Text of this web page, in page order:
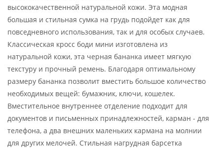
высококачественной натуральной кожи. Эта модная
большая и стильная сумка на грудь подойдет как для
повседневного использования, так и для особых случаев.
Классическая кросс боди мини изготовлена из
натуральной кожи, эта черная бананка имеет мягкую
текстуру и прочный ремень. Благодаря оптимальному
размеру бананка позволит вместить большое количество
необходимых вещей: бумажник, ключи, кошелек.
Вместительное внутреннее отделение подходит для
документов и письменных принадлежностей, карман - для
телефона, а два внешних маленьких кармана на молнии
для других мелочей. Стильная нагрудная барсетка